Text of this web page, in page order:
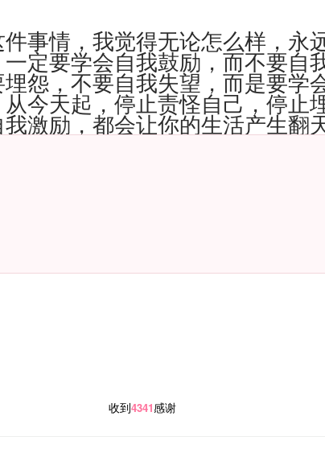
事情，我觉得无论怎么样，永
定要学会自我鼓励，而不要自
怨，不要自我失望，而是要学
今天起，停止责怪自己，停止
激励，都会让你的生活产生翻
收到4341感谢